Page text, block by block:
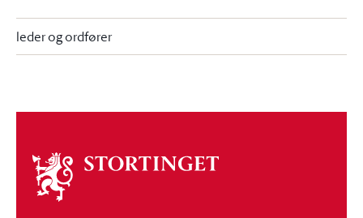
leder og ordfører
Om
stortinget